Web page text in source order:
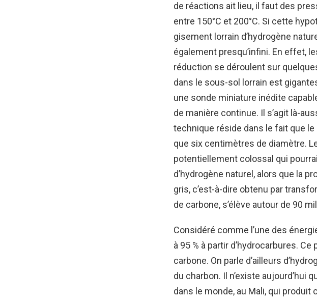
de réactions ait lieu, il faut des
entre 150°C et 200°C. Si cette
gisement lorrain d’hydrogène
également presqu’infini. En effet,
réduction se déroulent sur
dans le sous-sol lorrain est
une sonde miniature inédite
de manière continue. Il s’agit là-
technique réside dans le fait que
que six centimètres de diamètre.
potentiellement colossal qui
d’hydrogène naturel, alors que la
gris, c’est-à-dire obtenu par
de carbone, s’élève autour de 90
Considéré comme l’une des
à 95 % à partir d’hydrocarbures.
carbone. On parle d’ailleurs
du charbon. Il n’existe aujourd’hui
dans le monde, au Mali, qui produit